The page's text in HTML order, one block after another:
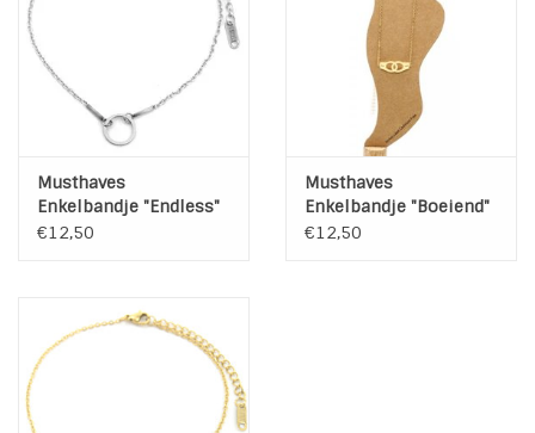
Musthaves
Enkelbandje "Endless"
Stainless Steel Silver
€12,50
Musthaves
Enkelbandje "Boeiend"
Stainless Steel Gold
€12,50